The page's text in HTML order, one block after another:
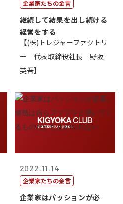
企業家たちの金言
継続して結果を出し続ける
経営をする
【(株)トレジャーファクトリ
ー 代表取締役社長 野坂
英吾】
2022.11.14
企業家たちの金言
企業家はパッションが必